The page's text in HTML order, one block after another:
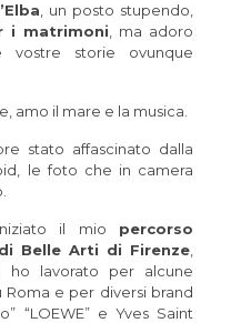
, un posto stupendo,
i matrimoni , ma adoro
vostre storie ovunque
amo il mare e la musica.
stato affascinato dalla
le foto che in camera
il mio percorso
Belle Arti di Firenze
ho lavorato per alcune
e per diversi brand
“LOEWE” e Yves Saint